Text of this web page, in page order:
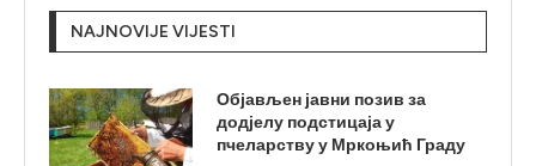
NAJNOVIJE VIJESTI
Објављен јавни позив за
додјелу подстицаја у
пчеларству у Мркоњић Граду